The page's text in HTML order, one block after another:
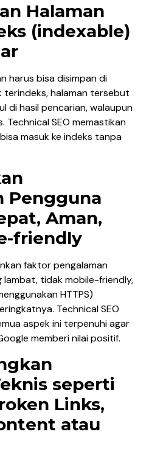
Halaman
(indexable)
harus bisa disimpan di
terindeks, halaman tersebut
di hasil pencarian, walaupun
Technical SEO memastikan
masuk ke indeks tanpa
Pengguna
Aman,
friendly
faktor pengalaman
lambat, tidak mobile-friendly,
HTTPS)
Technical SEO
aspek ini terpenuhi agar
memberi nilai positif.
seperti
Links,
atau